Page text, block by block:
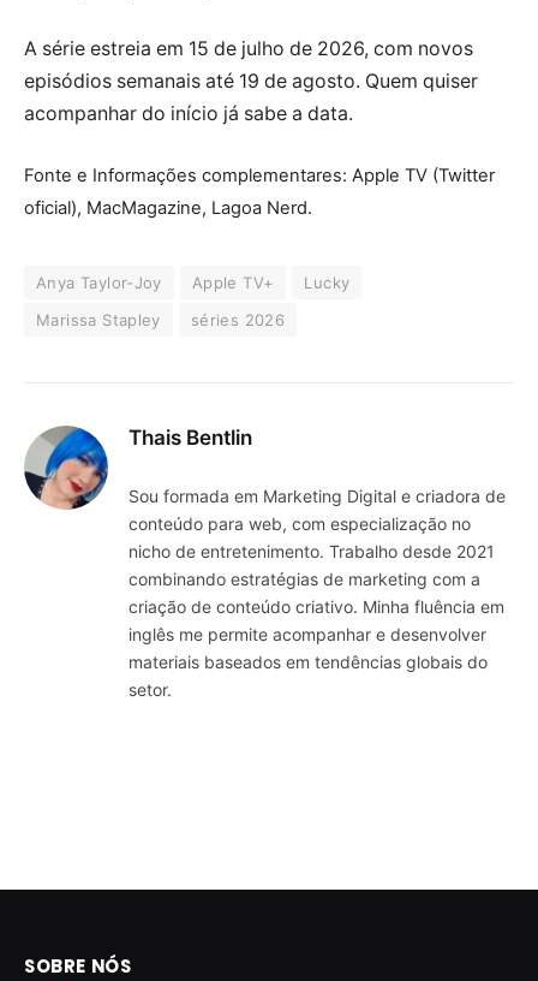
A série estreia em 15 de julho de 2026, com novos
episódios semanais até 19 de agosto. Quem quiser
acompanhar do início já sabe a data.
Fonte e Informações complementares: Apple TV (Twitter
oficial), MacMagazine, Lagoa Nerd.
Anya Taylor-Joy Apple TV+
Lucky
Marissa Stapley
séries 2026
Thais Bentlin
Sou formada em Marketing Digital e criadora de
conteúdo para web, com especialização no
nicho de entretenimento. Trabalho desde 2021
combinando estratégias de marketing com a
criação de conteúdo criativo. Minha fluência em
inglês me permite acompanhar e desenvolver
materiais baseados em tendências globais do
setor.
SOBRE NÓS